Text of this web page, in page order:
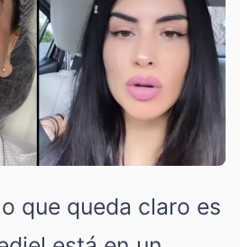
que queda claro es